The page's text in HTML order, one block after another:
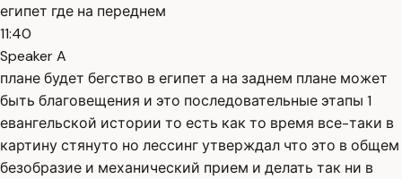
египет где на переднем
11:40
Speaker A
плане будет бегство в египет а на заднем плане может
быть благовещения и это последовательные этапы 1
евангельской истории то есть как то время все-таки в
картину стянуто но лессинг утверждал что это в общем
безобразие и механический прием и делать так ни в